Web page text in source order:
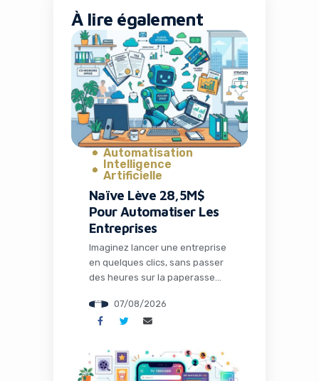
À lire également
Automatisation
Intelligence
Artificielle
Naïve Lève 28,5M$
Pour Automatiser Les
Entreprises
Imaginez lancer une entreprise
en quelques clics, sans passer
des heures sur la paperasse
des outils ou la recherche de
solutions techniques. C’est
Naïve, une startup qui vient de
lever 28,5 millions de dollars
07/08/2026